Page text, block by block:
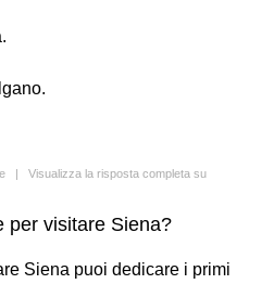
| Visualizza la risposta completa su
per visitare Siena?
Siena puoi dedicare i primi